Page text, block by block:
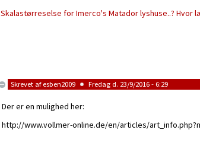
Skalastørreselse for Imerco's Matador lyshuse..? Hvor
Skrevet af esben2009 Fredag d. 23/9/2016 - 6:29
Der er en mulighed her:
http://www.vollmer-online.de/en/articles/